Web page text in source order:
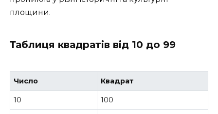
площини.
Таблиця квадратів від 10 до 99
Число Квадрат
10 100